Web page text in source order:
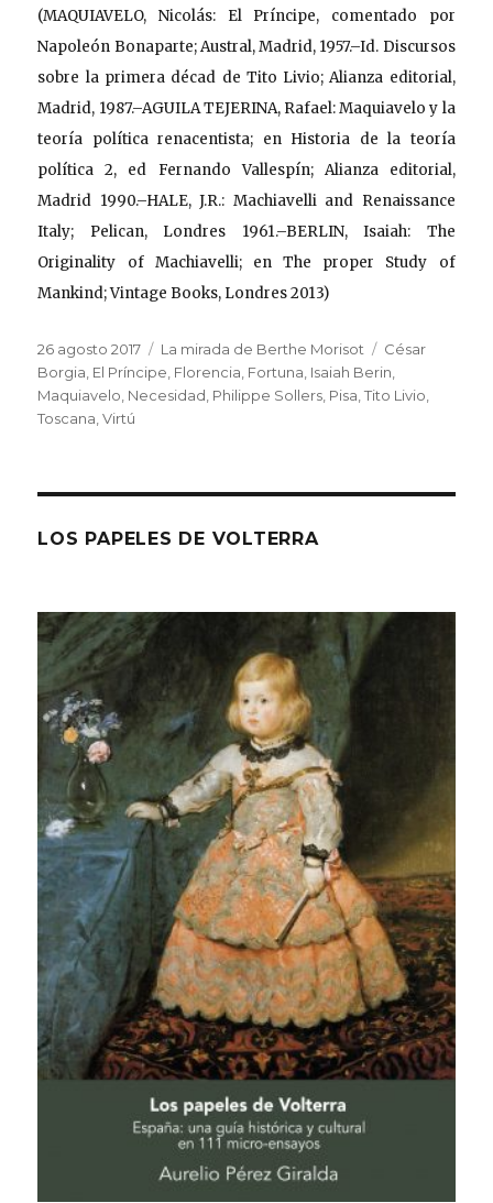
(MAQUIAVELO, Nicolás: El Príncipe, comentado por
Napoleón Bonaparte; Austral, Madrid, 1957.–Id. Discursos
sobre la primera décad de Tito Livio; Alianza editorial,
Madrid, 1987.–AGUILA TEJERINA, Rafael: Maquiavelo y la
teoría política renacentista; en Historia de la teoría
política 2, ed Fernando Vallespín; Alianza editorial,
Madrid 1990.–HALE, J.R.: Machiavelli and Renaissance
Italy; Pelican, Londres 1961.–BERLIN, Isaiah: The
Originality of Machiavelli; en The proper Study of
Mankind; Vintage Books, Londres 2013)
Publicado
el
26 agosto 2017 Categorías
La mirada de Berthe Morisot Etiquetas
César
Borgia El Príncipe Florencia Fortuna Isaiah Berin
Maquiavelo Necesidad Philippe Sollers Pisa ,Tito Livio
Toscana ,Virtú
LOS PAPELES DE VOLTERRA